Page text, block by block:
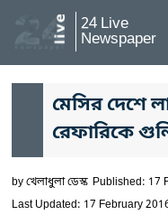
24 Live
Newspaper
মেসির দেশে
রেফারিকে
byখেলাধুলা ডেস্ক Published: 17
Last Updated: 17 February